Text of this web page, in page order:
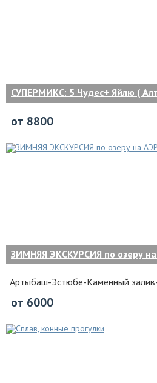
СУПЕРМИКС: 5 Чудес+ Яйлю (
от 8800
ЗИМНЯЯ ЭКСКУРСИЯ по озеру
Артыбаш-Эстюбе-Каменный
от 6000